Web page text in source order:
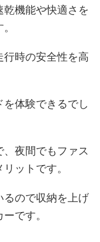
機能や快適さを
行時の安全性を高
体験できるでし
夜間でもファス
ットです。
るので収納を上げ
です。